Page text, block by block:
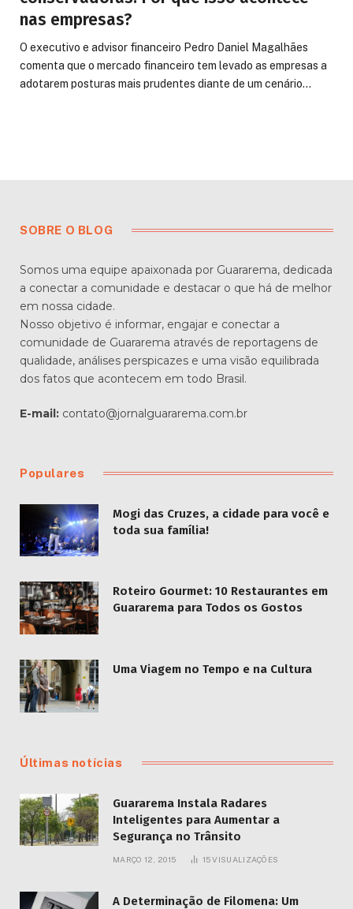
nas empresas?
O executivo e advisor financeiro Pedro Daniel Magalhães
comenta que o mercado financeiro tem levado as empresas a
adotarem posturas mais prudentes diante de um cenário…
SOBRE O BLOG
Somos uma equipe apaixonada por Guararema, dedicada
a conectar a comunidade e destacar o que há de melhor
em nossa cidade.
Nosso objetivo é informar, engajar e conectar a
comunidade de Guararema através de reportagens de
qualidade, análises perspicazes e uma visão equilibrada
dos fatos que acontecem em todo Brasil.
E-mail: contato@jornalguararema.com.br
Populares
Mogi das Cruzes, a cidade para você e
toda sua família!
Roteiro Gourmet: 10 Restaurantes em
Guararema para Todos os Gostos
Uma Viagem no Tempo e na Cultura
Últimas notícias
Guararema Instala Radares
Inteligentes para Aumentar a
Segurança no Trânsito
MARÇO 12, 2015 15VISUALIZAÇÕES
A Determinação de Filomena: Um